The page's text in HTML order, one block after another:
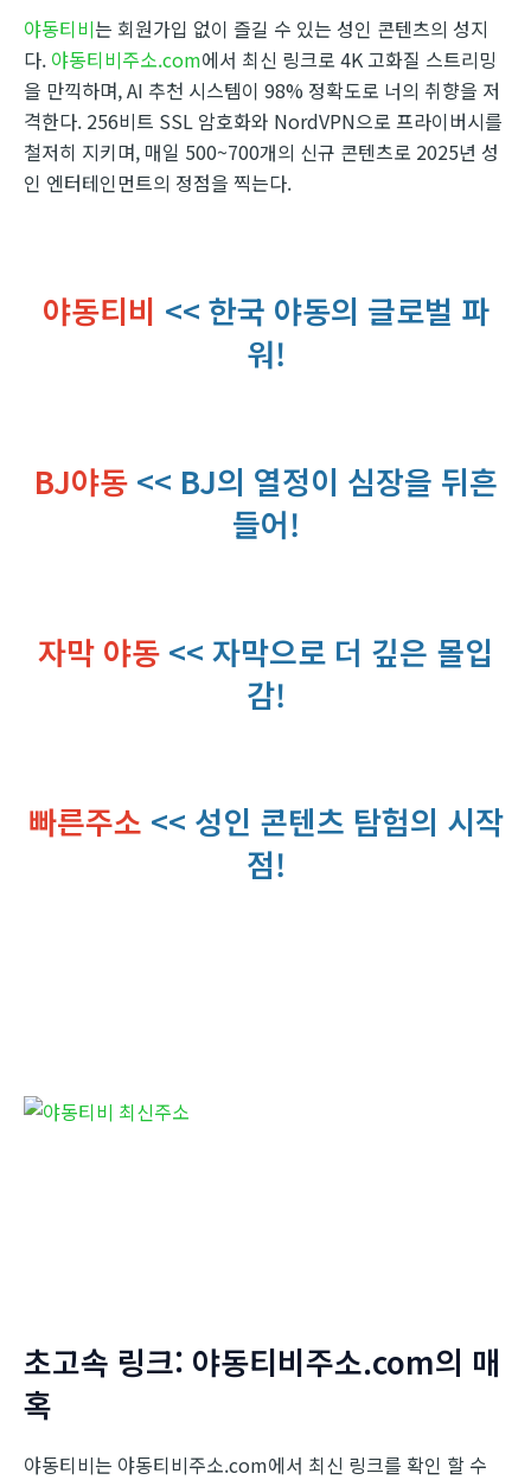
야동티비는 회원가입 없이 즐길 수 있는 성인 콘텐츠의 성지
다. 야동티비주소.com에서 최신 링크로 4K 고화질 스트리밍
을 만끽하며, AI 추천 시스템이 98% 정확도로 너의 취향을 저
격한다. 256비트 SSL 암호화와 NordVPN으로 프라이버시를
철저히 지키며, 매일 500~700개의 신규 콘텐츠로 2025년 성
인 엔터테인먼트의 정점을 찍는다.
야동티비 << 한국 야동의 글로벌 파
워!
BJ야동 << BJ의 열정이 심장을 뒤흔
들어!
자막 야동 << 자막으로 더 깊은 몰입
감!
빠른주소 << 성인 콘텐츠 탐험의 시작
점!
초고속 링크: 야동티비주소.com의 매
혹
야동티비는 야동티비주소.com에서 최신 링크를 확인 할 수